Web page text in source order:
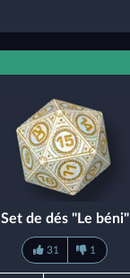
Set de dés "Le béni"
31 1